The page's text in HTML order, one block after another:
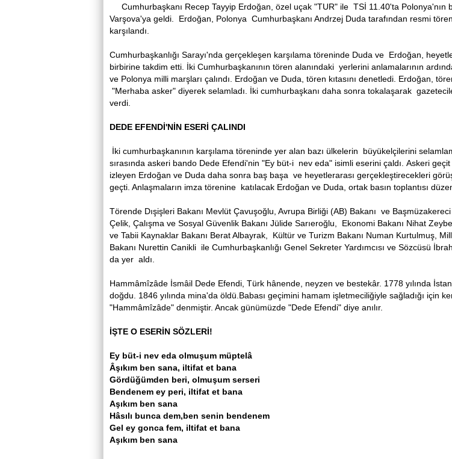
Cumhurbaşkanı Recep Tayyip Erdoğan, özel uçak "TUR" ile TSİ 11.40'ta Polonya'nın
Varşova'ya geldi. Erdoğan, Polonya Cumhurbaşkanı Andrzej Duda tarafından resmi
karşılandı.
Cumhurbaşkanlığı Sarayı'nda gerçekleşen karşılama töreninde Duda ve Erdoğan,
birbirine takdim etti. İki Cumhurbaşkanının tören alanındaki yerlerini anlamalarının
ve Polonya milli marşları çalındı. Erdoğan ve Duda, tören kıtasını denetledi. Erdoğan,
"Merhaba asker" diyerek selamladı. İki cumhurbaşkanı daha sonra tokalaşarak
verdi.
DEDE EFENDİ'NİN ESERİ ÇALINDI
İki cumhurbaşkanının karşılama töreninde yer alan bazı ülkelerin büyükelçilerini
sırasında askeri bando Dede Efendi'nin "Ey büt-i nev eda" isimli eserini çaldı. Askeri
izleyen Erdoğan ve Duda daha sonra baş başa ve heyetlerarası gerçekleştirecekleri
geçti. Anlaşmaların imza törenine katılacak Erdoğan ve Duda, ortak basın toplantısı
Törende Dışişleri Bakanı Mevlüt Çavuşoğlu, Avrupa Birliği (AB) Bakanı ve
Çelik, Çalışma ve Sosyal Güvenlik Bakanı Jülide Sarıeroğlu, Ekonomi Bakanı Nihat
ve Tabii Kaynaklar Bakanı Berat Albayrak, Kültür ve Turizm Bakanı Numan Kurtulmuş,
Bakanı Nurettin Canikli ile Cumhurbaşkanlığı Genel Sekreter Yardımcısı ve Sözcüsü
da yer aldı.
Hammâmîzâde İsmâil Dede Efendi, Türk hânende, neyzen ve bestekâr. 1778 yılında
doğdu. 1846 yılında mina'da öldü.Babası geçimini hamam işletmeciliğiyle sağladığı için
"Hammâmîzâde" denmiştir. Ancak günümüzde "Dede Efendi" diye anılır.
İŞTE O ESERİN SÖZLERİ!
Ey büt-i nev eda olmuşum müptelâ
Âşıkım ben sana, iltifat et bana
Gördüğümden beri, olmuşum serseri
Bendenem ey peri, iltifat et bana
Aşıkım ben sana
Hâsılı bunca dem,ben senin bendenem
Gel ey gonca fem, iltifat et bana
Aşıkım ben sana